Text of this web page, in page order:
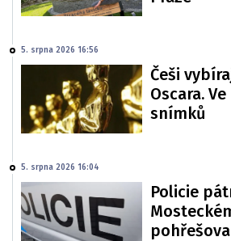
5. srpna 2026 16:56
Češi
Oscara.
snímků
5. srpna 2026 16:04
Policie